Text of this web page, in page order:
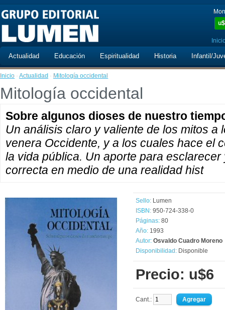
u$
Actualidad Educación Espiritualidad Historia Infantil/
Inicio · Actualidad · Mitología occidental
Mitología occidental
Sobre algunos dioses de nuestro
Un análisis claro y valiente de los mitos a
venera Occidente, y a los cuales hace el
la vida pública. Un aporte para
correcta en medio de una realidad hist
Sello: Lumen
ISBN: 950-724-338-0
Páginas: 80
Año: 1993
Autor: Osvaldo Cuadro Moreno
Disponibilidad: Disponible
Precio: u$6
Cant.: